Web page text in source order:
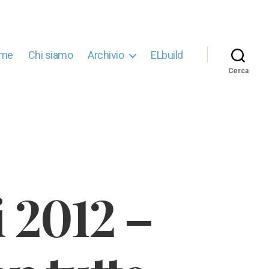
Chi siamo Archivio ELbuild
Cerca
–